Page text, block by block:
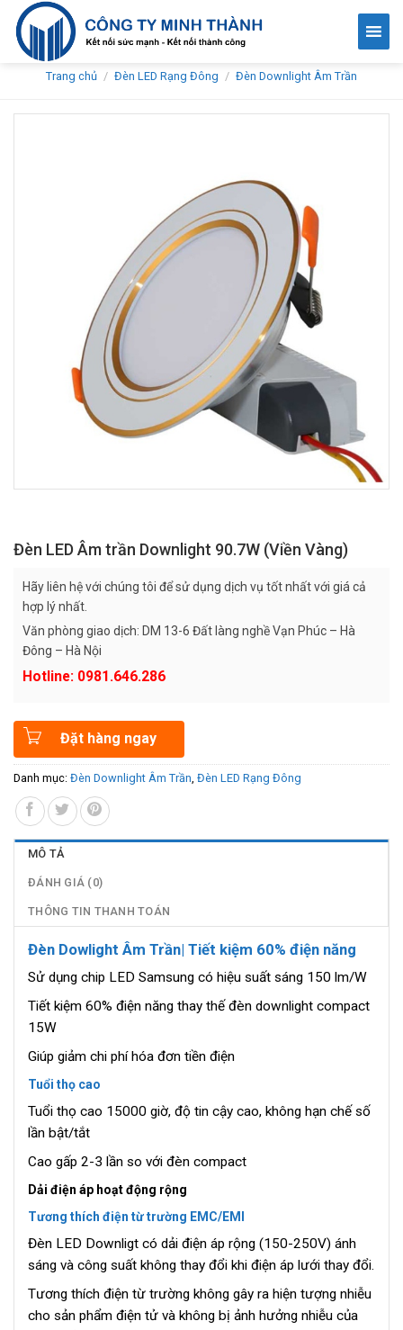
Skip
content
Trang chủ / Đèn LED Rạng Đông / Đèn Downlight Âm Trần
Đèn LED Âm trần Downlight 90.7W (Viền Vàng)
Hãy liên hệ với chúng tôi để sử dụng dịch vụ tốt nhất với giá cả
hợp lý nhất.
Văn phòng giao dịch: DM 13-6 Đất làng nghề Vạn Phúc – Hà
Đông – Hà Nội
Hotline: 0981.646.286
Đặt hàng ngay
Danh mục: Đèn Downlight Âm Trần, Đèn LED Rạng Đông
MÔ TẢ
ĐÁNH GIÁ (0)
THÔNG TIN THANH TOÁN
Đèn Dowlight Âm Trần| Tiết kiệm 60% điện năng
Sử dụng chip LED Samsung có hiệu suất sáng 150 lm/W
Tiết kiệm 60% điện năng thay thế đèn downlight compact
15W
Giúp giảm chi phí hóa đơn tiền điện
Tuổi thọ cao
Tuổi thọ cao 15000 giờ, độ tin cậy cao, không hạn chế số
lần bật/tắt
Cao gấp 2-3 lần so với đèn compact
Dải điện áp hoạt động rộng
Tương thích điện từ trường EMC/EMI
Đèn LED Downligt có dải điện áp rộng (150-250V) ánh
sáng và công suất không thay đổi khi điện áp lưới thay đổi.
Tương thích điện từ trường không gây ra hiện tượng nhiễu
cho sản phẩm điện tử và không bị ảnh hưởng nhiễu của